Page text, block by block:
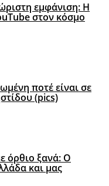
εμφάνιση: Η
στον κόσμο
ποτέ είναι σε
(pics)
όρθιο ξανά: Ο
και μας